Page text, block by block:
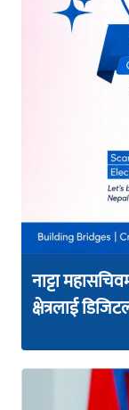
नाट्टा
क्षेत्रलाई